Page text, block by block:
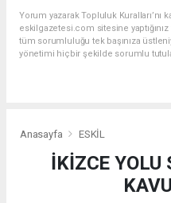
Yorum yazarak Topluluk Kuralları’nı
eskilgazetesi.com sitesine
tüm sorumluluğu tek başınıza
yönetimi hiçbir şekilde sorumlu
Anasayfa ESKİL
İKİZCE YOLU